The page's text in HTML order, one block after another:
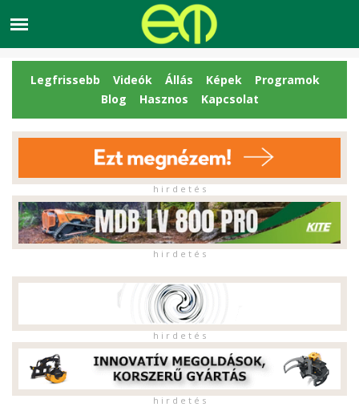
Legfrissebb Videók Állás Képek
Programok
Blog
Hasznos Kapcsolat
h i r d e t é s
h i r d e t é s
h i r d e t é s
h i r d e t é s